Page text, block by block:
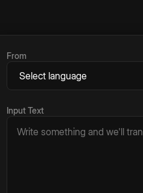
From
Input Text